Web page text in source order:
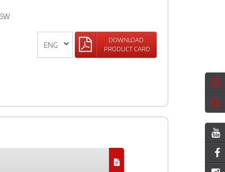
DOWNLOAD
PRODUCT CARD